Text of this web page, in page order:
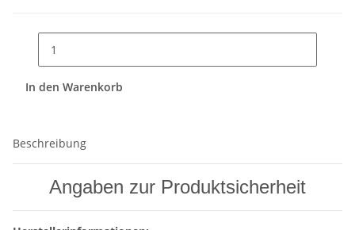
In den Warenkorb
Beschreibung
Angaben zur Produktsicherheit